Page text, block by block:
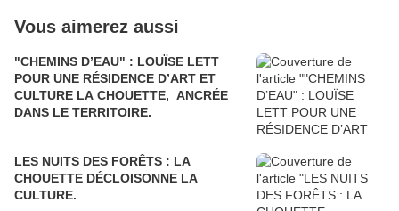
Vous aimerez aussi
"CHEMINS D’EAU" : LOUÏSE LETT
POUR UNE RÉSIDENCE D’ART ET
CULTURE LA CHOUETTE, ANCRÉE
DANS LE TERRITOIRE.
LES NUITS DES FORÊTS : LA
CHOUETTE DÉCLOISONNE LA
CULTURE.